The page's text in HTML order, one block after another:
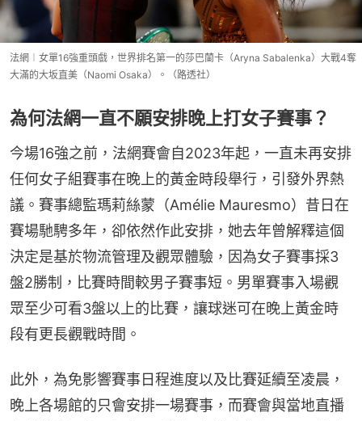
法網︱女單16強重頭戲，世界排名第一的莎巴蘭卡（Aryna Sabalenka）大戰4奪
大滿的大坂直美（Naomi Osaka）。（路透社）
為何法網一直不願安排晚上打女子賽事？
今場16強之前，法網賽會自2023年起，一直未再安排
任何女子組賽事在晚上的黃金時段舉行，引發外界熱
議。賽事總監瑪莉絲蒙（Amélie Mauresmo）昔日在
賽場馳騁多年，卻依然作此安排，她去年曾解釋這個
決定是基於物流管理及觀眾體驗，因為女子賽事採3
盤2勝制，比賽時間較男子賽事短。男單賽事入場觀
眾至少可看3盤以上的比賽，讓球迷可在晚上黃金時
段有更長觀戰時間。
此外，為免影響賽事日程進度以及比賽延續至凌晨，
晚上各場館的只會安排一場賽事，而賽會與當地直播